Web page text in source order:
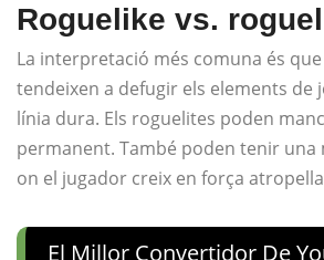
Roguelike vs.
La interpretació més comuna és
tendeixen a defugir els elements de
línia dura. Els roguelites poden
permanent. També poden tenir una
on el jugador creix en força
El Millor Convertidor De